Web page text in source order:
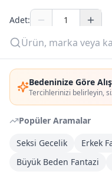
Bedeninize Göre
Tercihlerinizi belirleyin,
Popüler Aramalar
Seksi Gecelik
Erkek
Büyük Beden Fantazi
OUTLET
Giriş Yap
Üye Ol
Adet:
DHL Kargoya Teslim
Bugün kargoda
( 8
Kargo Bedava